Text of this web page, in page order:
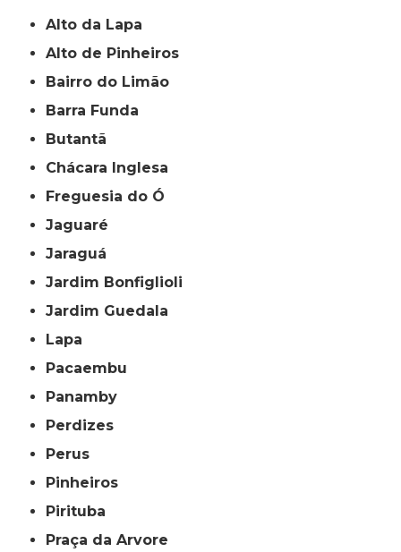
Alto da Lapa
Alto de Pinheiros
Bairro do Limão
Barra Funda
Butantã
Chácara Inglesa
Freguesia do Ó
Jaguaré
Jaraguá
Jardim Bonfiglioli
Jardim Guedala
Lapa
Pacaembu
Panamby
Perdizes
Perus
Pinheiros
Pirituba
Praça da Arvore